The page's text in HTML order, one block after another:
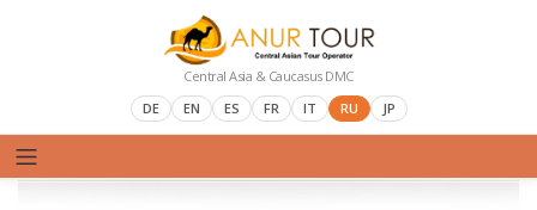
Central Asia & Caucasus DMC
DE
EN ES FR IT RU JP